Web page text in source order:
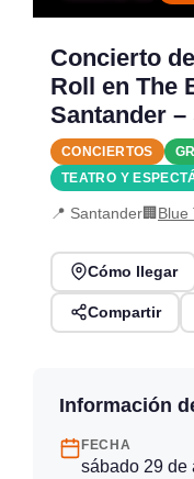
Concierto
Roll en The
Santander –
CONCIERTOS
TEATRO Y
📍 Santander🏢 Blue
Cómo llegar
Compartir
Información
FECHA
sábado 29 de